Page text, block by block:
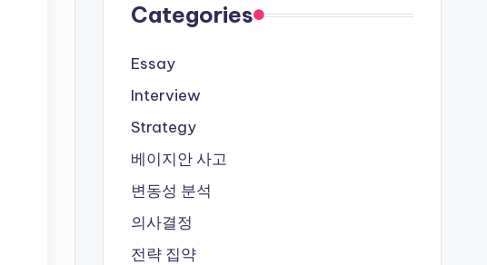
Categories
Essay
Interview
Strategy
베이지안 사고
변동성 분석
의사결정
전략 집약